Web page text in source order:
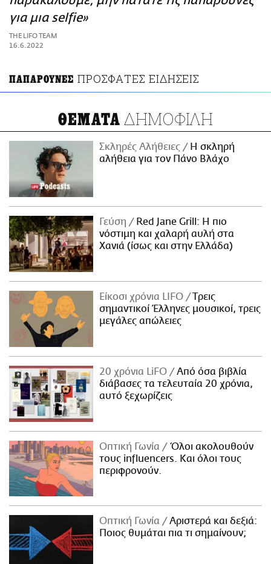
ΑΜΠΑ
PRINT
για μια selfie»
THE LIFO TEAM
16.6.2022
ΠΑΠΑΡΟΥΝΕΣ ΠΡΟΣΦΑΤΕΣ ΕΙΔΗΣΕΙΣ
ΘΕΜΑΤΑ ΔΗΜΟΦΙΛΗ
Σκληρές Αλήθειες
H σκληρή
αλήθεια για τον Πάνο Βλάχο
Γεύση
Red Jane Grill: Η πιο
νόστιμη και χαλαρή αυλή στα
Χανιά (ίσως και στην Ελλάδα)
Είκοσι χρόνια LIFO
Tρεις
σημαντικοί Έλληνες μουσικοί, τρεις
μεγάλες απώλειες
20 χρόνια LiFO
Από όσα βιβλία
διάβασες τα τελευταία 20 χρόνια,
αυτό ξεχωρίζεις
Οπτική Γωνία
Όλοι ακολουθούν
τους influencers. Και όλοι τους
περιφρονούν.
Οπτική Γωνία
Αριστερά και δεξιά:
Ποιος θυμάται πια τι σημαίνουν;